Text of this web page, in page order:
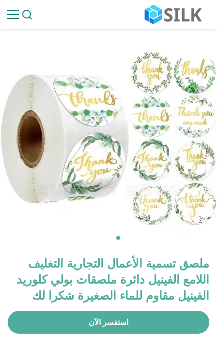
ملصق تسمية الأعمال التجارية التغليف
اللامع الفينيل دائرة ملصقات بولي كلوريد
الفينيل مقاوم للماء الصغيرة شكرا لك
استفسر الآن